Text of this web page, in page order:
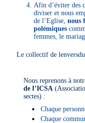
Afin d’éviter des
diviser et nous
de l’Eglise,nous
polémiques
femmes, le
Le collectif de
Nous reprenons à
de l’ICSA
sectes) :
Chaque
Chaque